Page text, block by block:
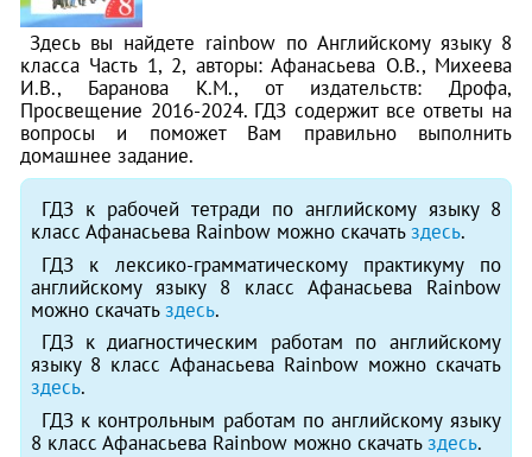
Здесь вы найдете rainbow по Английскому языку 8
класса Часть 1, 2, авторы: Афанасьева О.В., Михеева
И.В., Баранова К.М., от издательств: Дрофа,
Просвещение 2016-2024. ГДЗ содержит все ответы на
вопросы и поможет Вам правильно выполнить
домашнее задание.
ГДЗ к рабочей тетради по английскому языку 8
класс Афанасьева Rainbow можно скачатьздесь.
ГДЗ к лексико-грамматическому практикуму по
английскому языку 8 класс Афанасьева Rainbow
можно скачатьздесь.
ГДЗ к диагностическим работам по английскому
языку 8 класс Афанасьева Rainbow можно скачать
здесь.
ГДЗ к контрольным работам по английскому языку
8 класс Афанасьева Rainbow можно скачатьздесь.